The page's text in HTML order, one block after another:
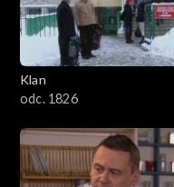
Klan
odc. 1826